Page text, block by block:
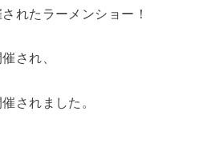
れたラーメンショー！
され、
されました。